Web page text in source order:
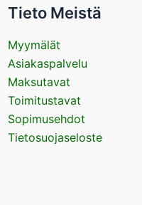
Tieto Meistä
Myymälät
Asiakaspalvelu
Maksutavat
Toimitustavat
Sopimusehdot
Tietosuojaseloste